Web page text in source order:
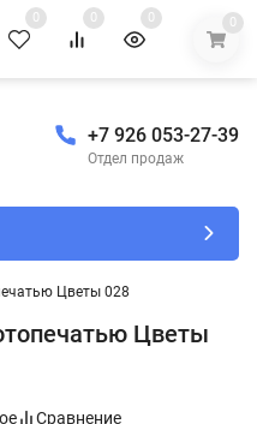
0 0 0 0
+7 926 053-27-39
Отдел продаж
Цветы 028
Цветы
Сравнение